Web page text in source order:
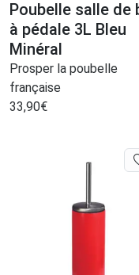
Poubelle salle de
à pédale 3L Bleu
Minéral
Prosper la poubelle
française
33,90€